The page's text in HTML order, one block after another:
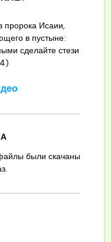
пророка Исаии,
в пустыне:
сделайте стези
были скачаны